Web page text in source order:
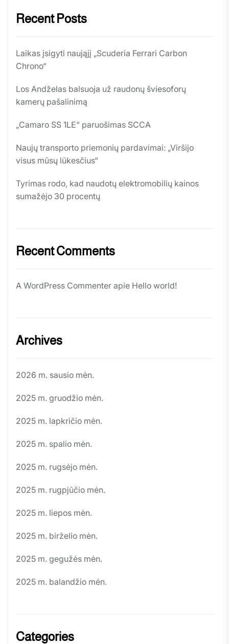
Recent Posts
Laikas įsigyti naująjį „Scuderia Ferrari Carbon
Chrono“
Los Andželas balsuoja už raudonų šviesoforų
kamerų pašalinimą
„Camaro SS 1LE“ paruošimas SCCA
Naujų transporto priemonių pardavimai: „Viršijo
visus mūsų lūkesčius“
Tyrimas rodo, kad naudotų elektromobilių kainos
sumažėjo 30 procentų
Recent Comments
A WordPress Commenter apie Hello world!
Archives
2026 m. sausio mėn.
2025 m. gruodžio mėn.
2025 m. lapkričio mėn.
2025 m. spalio mėn.
2025 m. rugsėjo mėn.
2025 m. rugpjūčio mėn.
2025 m. liepos mėn.
2025 m. birželio mėn.
2025 m. gegužės mėn.
2025 m. balandžio mėn.
Categories